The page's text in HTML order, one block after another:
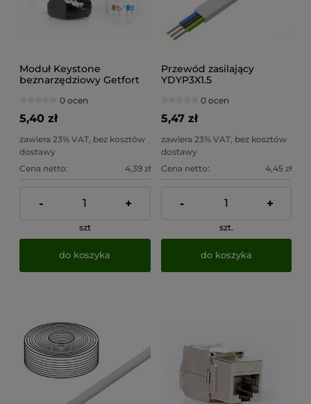
Moduł Keystone
beznarzędziowy Getfort
0 ocen
5,40 zł
zawiera 23% VAT, bez kosztów
dostawy
Cena netto:
4,39 zł
- +
szt
do koszyka
Przewód zasilający
YDYP3X1.5
0 ocen
5,47 zł
zawiera 23% VAT, bez kosztów
dostawy
Cena netto:
4,45 zł
- +
szt.
do koszyka